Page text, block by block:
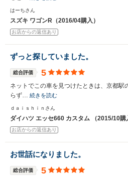
はーちさん
スズキ ワゴンR（2016/04購入）
お店からの返信あり
ずっと探していました。
総合評価 5
ネットでこの車を見つけたときは、京都駅
らず… 続きを読む
ｄａｉｓｈｉｎさん
ダイハツ エッセ660 カスタム （2015/10購
お店からの返信あり
お世話になりました。
総合評価 5